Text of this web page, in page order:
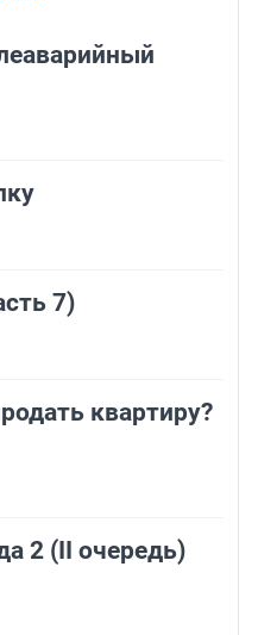
7)
квартиру?
2 (II очередь)